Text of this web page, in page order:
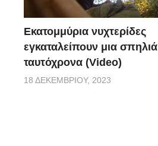
Εκατομμύρια νυχτερίδες
εγκαταλείπουν μια σπηλιά
ταυτόχρονα (Video)
18 ΔΕΚΕΜΒΡΊΟΥ, 2023